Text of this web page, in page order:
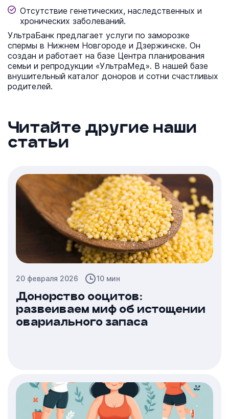
Отсутствие генетических, наследственных и
хронических заболеваний.
УльтраБанк предлагает услуги по заморозке
спермы в Нижнем Новгороде и Дзержинске. Он
создан и работает на базе Центра планирования
семьи и репродукции «УльтраМед». В нашей базе
внушительный каталог доноров и сотни счастливых
родителей.
Читайте другие наши
статьи
20 февраля 2026 10 мин
Донорство ооцитов:
развеиваем миф об истощении
овариального запаса